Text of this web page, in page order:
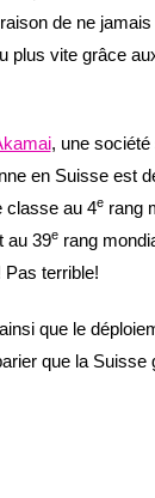
de ne
plus vite grâce
, une société
en Suisse est
classe au 4erang
au 39erang
terrible!
que le
que la